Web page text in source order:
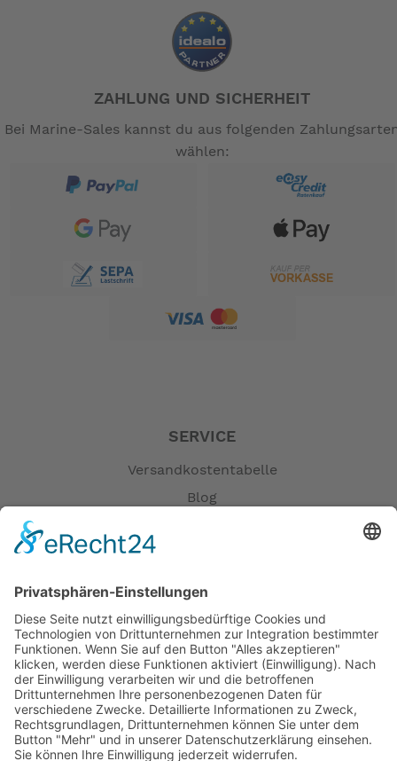
ZAHLUNG UND SICHERHEIT
Bei Marine-Sales kannst du aus folgenden
wählen:
SERVICE
Versandkostentabelle
Blog
Versandpartner
Verfügbarkeiten
Zahlung und Versand
Datenschutz
Fernabsatz